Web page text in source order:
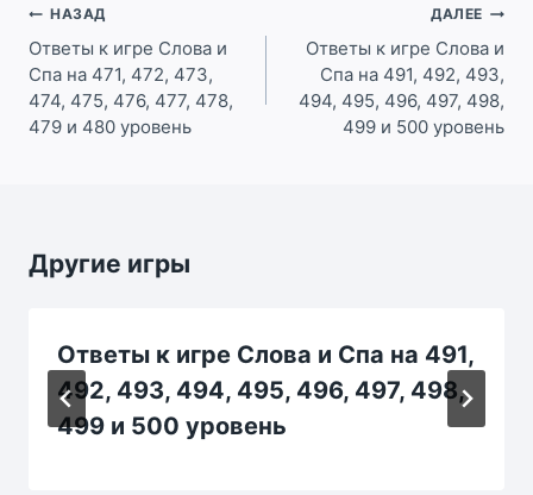
Навигация
по
записям
НАЗАД
Ответы к игре Слова и
Спа на 471, 472, 473,
474, 475, 476, 477, 478,
479 и 480 уровень
ДАЛЕЕ
Ответы к игре Слова и
Спа на 491, 492, 493,
494, 495, 496, 497, 498,
499 и 500 уровень
Другие игры
Ответы к игре Слова и Спа на 491,
492, 493, 494, 495, 496, 497, 498,
499 и 500 уровень